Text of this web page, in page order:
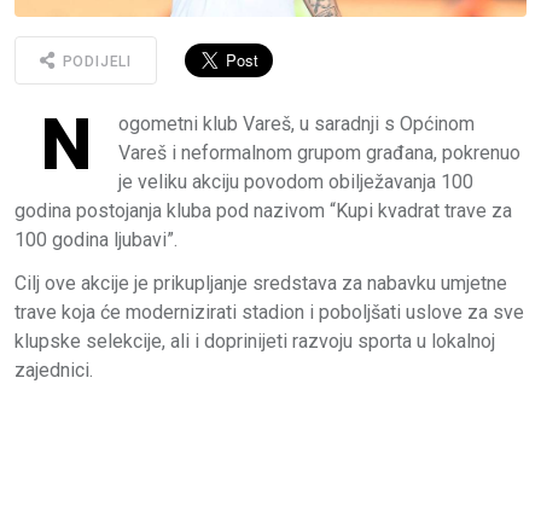
PODIJELI
N
ogometni klub Vareš, u saradnji s Općinom
Vareš i neformalnom grupom građana, pokrenuo
je veliku akciju povodom obilježavanja 100
godina postojanja kluba pod nazivom “Kupi kvadrat trave za
100 godina ljubavi”.
Cilj ove akcije je prikupljanje sredstava za nabavku umjetne
trave koja će modernizirati stadion i poboljšati uslove za sve
klupske selekcije, ali i doprinijeti razvoju sporta u lokalnoj
zajednici.